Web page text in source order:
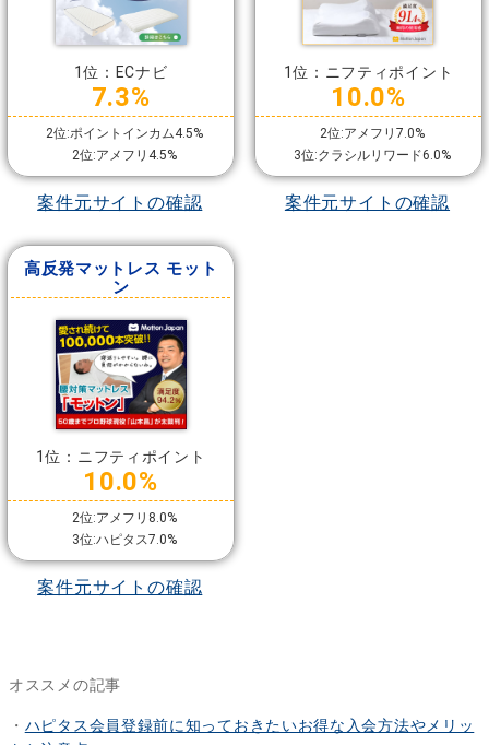
1位：ECナビ
7.3%
2位:ポイントインカム4.5%
2位:アメフリ4.5%
案件元サイトの確認
1位：ニフティポイント
10.0%
2位:アメフリ7.0%
3位:クラシルリワード6.0%
案件元サイトの確認
高反発マットレス モット
ン
1位：ニフティポイント
10.0%
2位:アメフリ8.0%
3位:ハピタス7.0%
案件元サイトの確認
オススメの記事
・ ハピタス会員登録前に知っておきたいお得な入会方法やメリッ